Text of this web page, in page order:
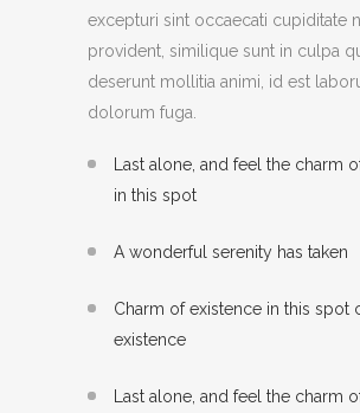
excepturi sint occaecati cupiditate
provident, similique sunt in culpa
deserunt mollitia animi, id est
dolorum fuga.
Last alone, and feel the charm
in this spot
A wonderful serenity has taken
Charm of existence in this spot
existence
Last alone, and feel the charm